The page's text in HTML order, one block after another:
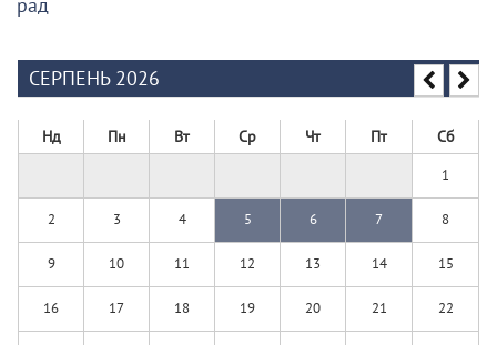
СЕРПЕНЬ 2026
Нд Пн Вт Ср Чт Пт Сб
1
2 3 4 5 6 7 8
9 10 11 12 13 14 15
16 17 18 19 20 21 22